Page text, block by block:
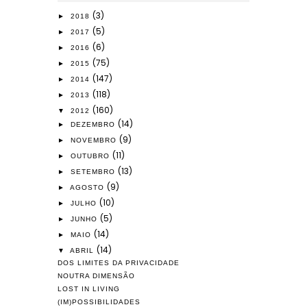
► 2018 (3)
► 2017 (5)
► 2016 (6)
► 2015 (75)
► 2014 (147)
► 2013 (118)
▼ 2012 (160)
► DEZEMBRO (14)
► NOVEMBRO (9)
► OUTUBRO (11)
► SETEMBRO (13)
► AGOSTO (9)
► JULHO (10)
► JUNHO (5)
► MAIO (14)
▼ ABRIL (14)
DOS LIMITES DA PRIVACIDADE
NOUTRA DIMENSÃO
LOST IN LIVING
(IM)POSSIBILIDADES